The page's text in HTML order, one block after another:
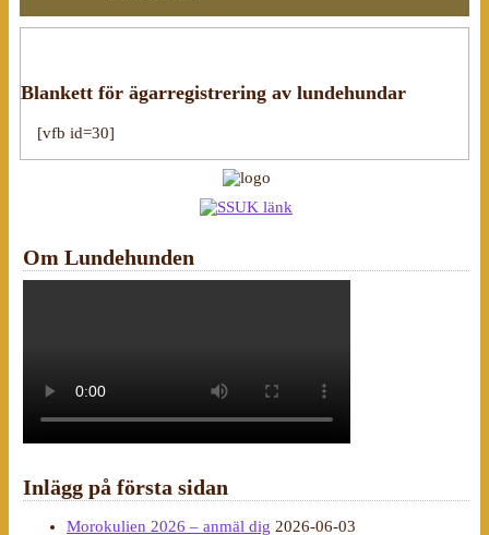
Blankett för ägarregistrering av lundehundar
[vfb id=30]
Om Lundehunden
Inlägg på första sidan
Morokulien 2026 – anmäl dig 2026-06-03